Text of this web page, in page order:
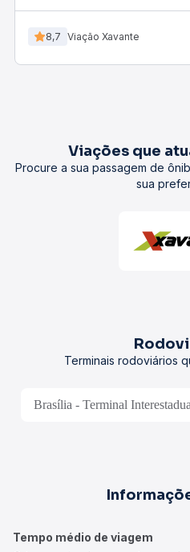
8,7 Viação Xavante
Viações que
Procure a sua passagem de
sua
Terminais rodoviários
Brasília - Terminal
Tempo médio de viagem